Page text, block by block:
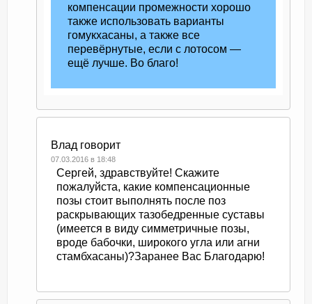
компенсации промежности хорошо
также использовать варианты
гомукхасаны, а также все
перевёрнутые, если с лотосом —
ещё лучше. Во благо!
Влад говорит
07.03.2016 в 18:48
Сергей, здравствуйте! Скажите
пожалуйста, какие компенсационные
позы стоит выполнять после поз
раскрывающих тазобедренные суставы
(имеется в виду симметричные позы,
вроде бабочки, широкого угла или агни
стамбхасаны)?Заранее Вас Благодарю!